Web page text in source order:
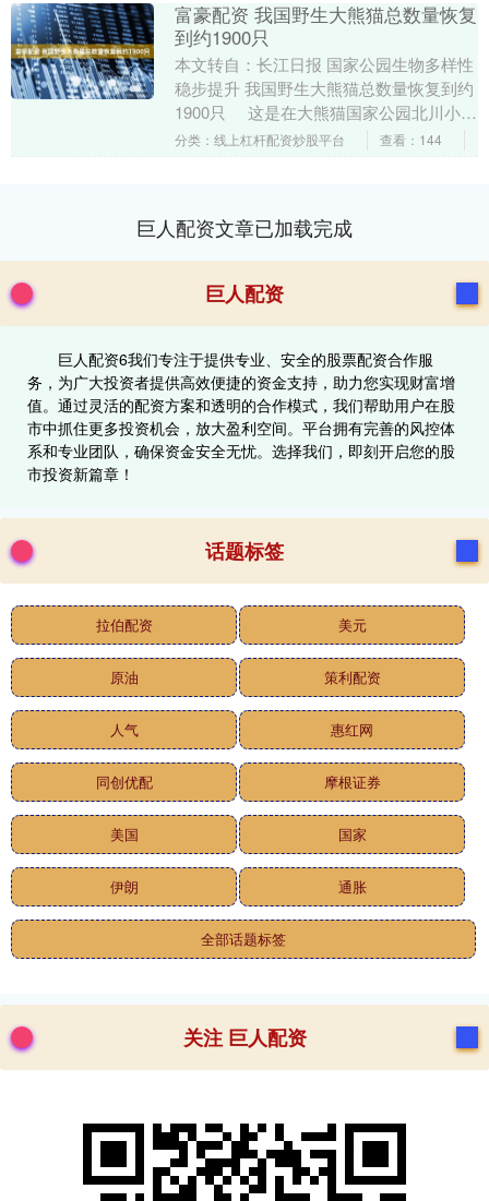
富豪配资 我国野生大熊猫总数量恢复
到约1900只
本文转自：长江日报 国家公园生物多样性
稳步提升 我国野生大熊猫总数量恢复到约
1900只 这是在大熊猫国家公园北川小寨
子沟片区用红外相机拍摄的野生大熊猫
分类：线上杠杆配资炒股平台 查看：144
巨人配资文章已加载完成
巨人配资
巨人配资6我们专注于提供专业、安全的股票配资合作服
务，为广大投资者提供高效便捷的资金支持，助力您实现财富增
值。通过灵活的配资方案和透明的合作模式，我们帮助用户在股
市中抓住更多投资机会，放大盈利空间。平台拥有完善的风控体
系和专业团队，确保资金安全无忧。选择我们，即刻开启您的股
市投资新篇章！
话题标签
拉伯配资 美元
原油 策利配资
人气 惠红网
同创优配 摩根证券
美国 国家
伊朗 通胀
全部话题标签
关注 巨人配资